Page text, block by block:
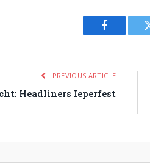
Facebook
PREVIOUS ARTICLE
Headliners Ieperfest